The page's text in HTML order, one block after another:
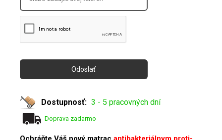
Dostupnosť: 3 - 5 pracovných dní
Doprava zadarmo